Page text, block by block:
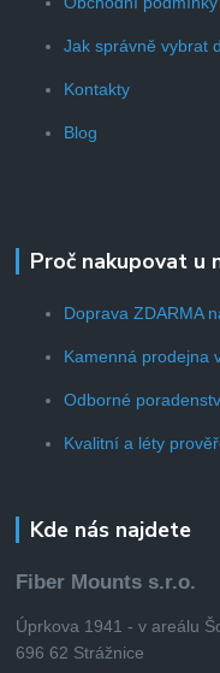
Jak správně vybrat
Kontakty
Blog
Proč nakupovat u
Doprava ZDARMA
Kamenná prodejna
Odborné
Kvalitní a léty
Kde nás najdete
Fiber Mounts s.r.o.
Úprkova 1941 - v areálu
696 62 Strážnice